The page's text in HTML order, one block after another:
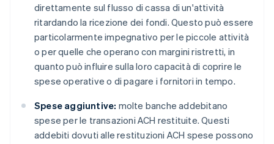
direttamente sul flusso di cassa di un'attività
ritardando la ricezione dei fondi. Questo può essere
particolarmente impegnativo per le piccole attività
o per quelle che operano con margini ristretti, in
quanto può influire sulla loro capacità di coprire le
spese operative o di pagare i fornitori in tempo.
Spese aggiuntive: molte banche addebitano
spese per le transazioni ACH restituite. Questi
addebiti dovuti alle restituzioni ACH spese possono